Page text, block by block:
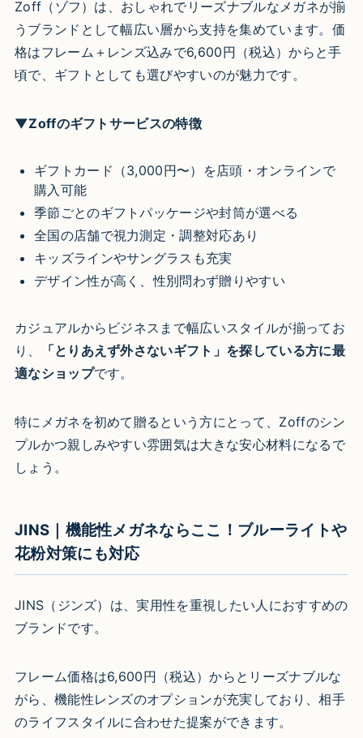
Zoff（ゾフ）は、おしゃれでリーズナブルなメガネが揃
うブランドとして幅広い層から支持を集めています。価
格はフレーム＋レンズ込みで6,600円（税込）からと手
頃で、ギフトとしても選びやすいのが魅力です。
▼Zoffのギフトサービスの特徴
ギフトカード（3,000円〜）を店頭・オンラインで
購入可能
季節ごとのギフトパッケージや封筒が選べる
全国の店舗で視力測定・調整対応あり
キッズラインやサングラスも充実
デザイン性が高く、性別問わず贈りやすい
カジュアルからビジネスまで幅広いスタイルが揃ってお
り、
「とりあえず外さないギフト」を探している方に最
適なショップです。
特にメガネを初めて贈るという方にとって、Zoffのシン
プルかつ親しみやすい雰囲気は大きな安心材料になるで
しょう。
JINS｜機能性メガネならここ！ブルーライトや
花粉対策にも対応
JINS（ジンズ）は、実用性を重視したい人におすすめの
ブランドです。
フレーム価格は6,600円（税込）からとリーズナブルな
がら、機能性レンズのオプションが充実しており、相手
のライフスタイルに合わせた提案ができます。